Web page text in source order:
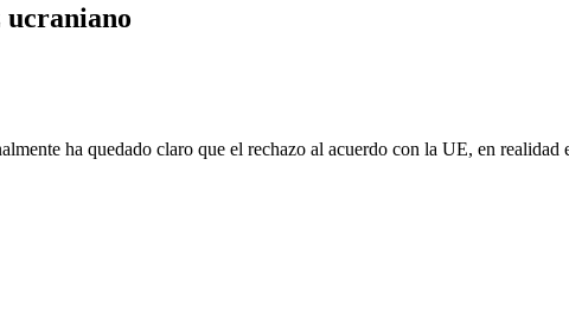
ha quedado claro que el rechazo al acuerdo con la UE, en realidad